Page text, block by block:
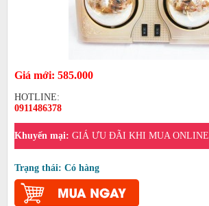
Giá mới: 585.000
HOTLINE:
0911486378
Khuyến mại: GIÁ ƯU ĐÃI KHI MUA ONLINE
Trạng thái: Có hàng